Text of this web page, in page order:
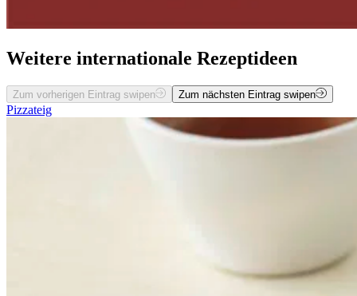
Weitere internationale Rezeptideen
Zum vorherigen Eintrag swipen Zum nächsten Eintrag swipen
Pizzateig